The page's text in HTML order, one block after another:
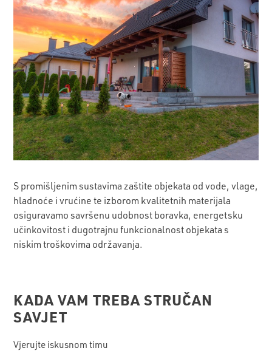
S promišljenim sustavima zaštite objekata od vode, vlage,
hladnoće i vrućine te izborom kvalitetnih materijala
osiguravamo savršenu udobnost boravka, energetsku
učinkovitost i dugotrajnu funkcionalnost objekata s
niskim troškovima održavanja.
KADA VAM TREBA STRUČAN
SAVJET
Vjerujte iskusnom timu